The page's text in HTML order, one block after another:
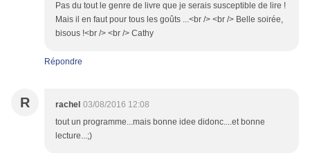
Pas du tout le genre de livre que je serais susceptible de lire !
Mais il en faut pour tous les goûts ...<br /> <br /> Belle soirée,
bisous !<br /> <br /> Cathy
Répondre
R rachel 03/08/2016 12:08
tout un programme...mais bonne idee didonc....et bonne
lecture...;)